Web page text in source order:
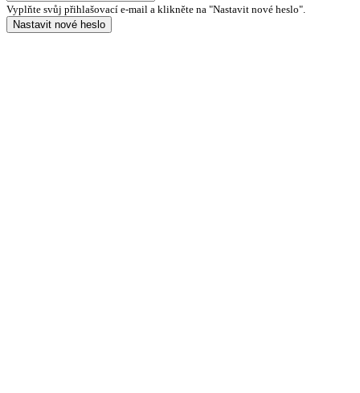
Vyplňte svůj přihlašovací e-mail a klikněte na "Nastavit nové heslo".
Nastavit nové heslo